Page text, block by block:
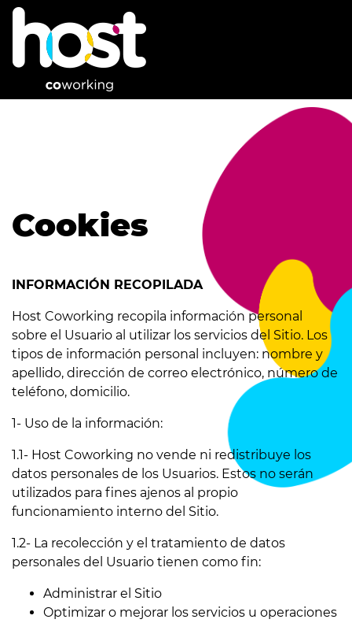
Cookies
INFORMACIÓN RECOPILADA
Host Coworking recopila información personal
sobre el Usuario al utilizar los servicios del Sitio. Los
tipos de información personal incluyen: nombre y
apellido, dirección de correo electrónico, número de
teléfono, domicilio.
1- Uso de la información:
1.1- Host Coworking no vende ni redistribuye los
datos personales de los Usuarios. Estos no serán
utilizados para fines ajenos al propio
funcionamiento interno del Sitio.
1.2- La recolección y el tratamiento de datos
personales del Usuario tienen como fin:
Administrar el Sitio
Optimizar o mejorar los servicios u operaciones